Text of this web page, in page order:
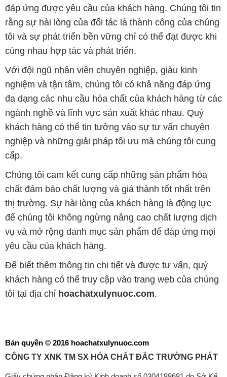
đáp ứng được yêu cầu của khách hàng. Chúng tôi tin
rằng sự hài lòng của đối tác là thành công của chúng
tôi và sự phát triển bền vững chỉ có thể đạt được khi
cùng nhau hợp tác và phát triển.
Với đội ngũ nhân viên chuyên nghiệp, giàu kinh
nghiệm và tận tâm, chúng tôi có khả năng đáp ứng
đa dạng các nhu cầu hóa chất của khách hàng từ các
ngành nghề và lĩnh vực sản xuất khác nhau. Quý
khách hàng có thể tin tưởng vào sự tư vấn chuyên
nghiệp và những giải pháp tối ưu mà chúng tôi cung
cấp.
Chúng tôi cam kết cung cấp những sản phẩm hóa
chất đảm bảo chất lượng và giá thành tốt nhất trên
thị trường. Sự hài lòng của khách hàng là động lực
để chúng tôi không ngừng nâng cao chất lượng dịch
vụ và mở rộng danh mục sản phẩm để đáp ứng mọi
yêu cầu của khách hàng.
Để biết thêm thông tin chi tiết và được tư vấn, quý
khách hàng có thể truy cập vào trang web của chúng
tôi tại địa chỉ hoachatxulynuoc.com.
Bản quyền © 2016 hoachatxulynuoc.com
CÔNG TY XNK TM SX HÓA CHẤT ĐẮC TRƯỜNG PHÁT